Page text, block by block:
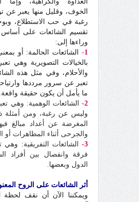
الخوف، وقليل منها يعبر عن
رغبة في حب الاستطلاع،
تقسيم الشائعات على أساس
وراءها إلى:
1
- الشائعات الحالمة: أو
بالخيالات التصويرية وهي
والأحلام، وفي مثل هذه
تعبر عن سرور مرددها
ما يأمل أن يكون حقيقة واقعة.
2-
الشائعات الوهمية: وهي
وليس عن رغبة، ومن أمثلة
المغرضة عن أعداد مبالغ
والجرحى أثناء المظاهرات أو
3-
الشائعات التفريقية:
فرقة وانفصال بين أفراد
الدول وبعضها.
أثر الشائعات على الروح
ويمكننا الآن أن نقف لحظة